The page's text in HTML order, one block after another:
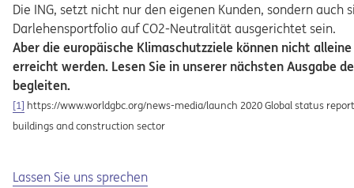
Die ING, setzt nicht nur den eigenen Kunden, sondern
Darlehensportfolio auf CO2-Neutralität ausgerichtet sein.
Aber die europäische Klimaschutzziele können nicht
erreicht werden. Lesen Sie in unserer nächsten Ausgabe
begleiten.
[1] https://www.worldgbc.org/news-media/launch 2020 Global status
buildings and construction sector
Opens in a new tab
Lassen Sie uns sprechen